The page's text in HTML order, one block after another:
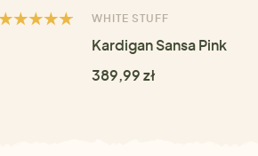
WHITE STUFF
Kardigan Sansa Pink
389,99 zł